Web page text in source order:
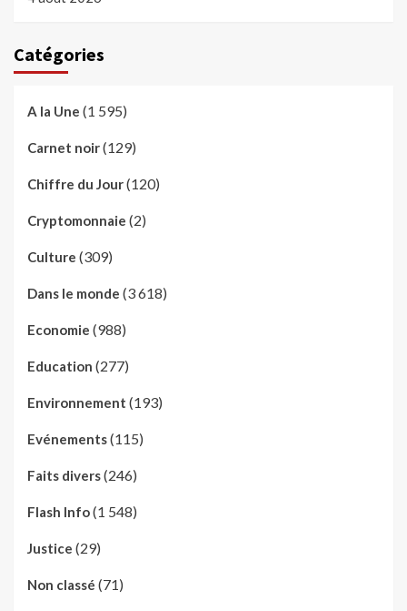
Catégories
A la Une (1 595)
Carnet noir(129)
Chiffre du Jour(120)
Cryptomonnaie (2)
Culture (309)
Dans le monde (3 618)
Economie (988)
Education (277)
Environnement (193)
Evénements(115)
Faits divers(246)
Flash Info(1 548)
Justice (29)
Non classé (71)